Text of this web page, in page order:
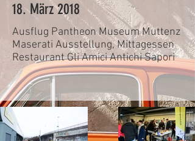
18. März 2018
Ausflug Pantheon Museum Muttenz
Maserati Ausstellung, Mittagessen
Restaurant Gli Amici Antichi Sapori